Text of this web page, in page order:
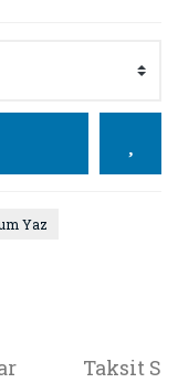
Yaz
Taksit